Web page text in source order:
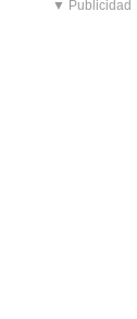
▼ Publicidad